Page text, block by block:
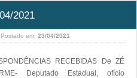
2021
Postado em: 23/04/2021
RECEBIDAS De ZÉ
Deputado Estadual, ofício